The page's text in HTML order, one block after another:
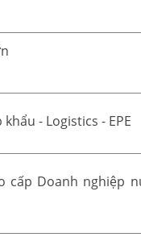
- Logistics - EPE
cấp Doanh nghiệp